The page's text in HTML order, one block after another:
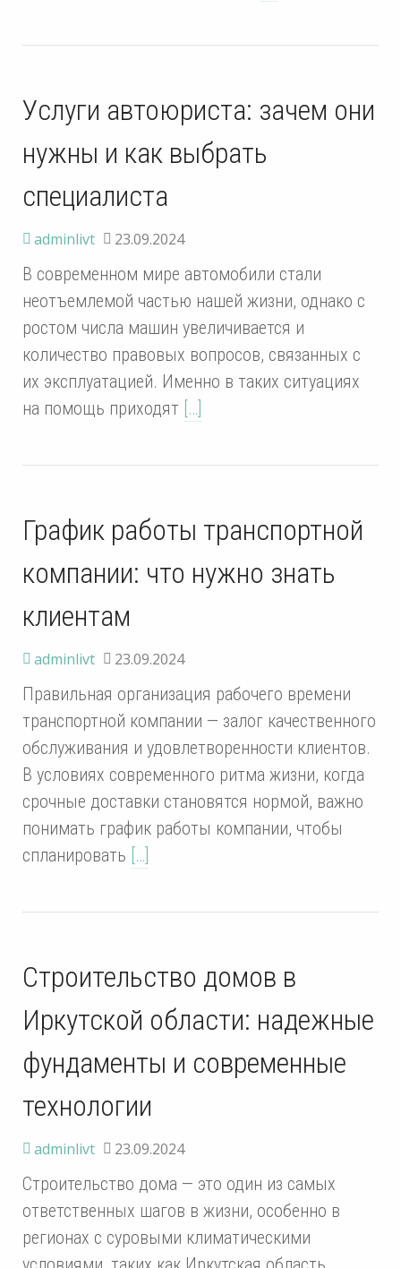
Услуги автоюриста: зачем они
нужны и как выбрать
специалиста
adminlivt 23.09.2024
В современном мире автомобили стали
неотъемлемой частью нашей жизни, однако с
ростом числа машин увеличивается и
количество правовых вопросов, связанных с
их эксплуатацией. Именно в таких ситуациях
на помощь приходят […]
График работы транспортной
компании: что нужно знать
клиентам
adminlivt 23.09.2024
Правильная организация рабочего времени
транспортной компании — залог качественного
обслуживания и удовлетворенности клиентов.
В условиях современного ритма жизни, когда
срочные доставки становятся нормой, важно
понимать график работы компании, чтобы
спланировать […]
Строительство домов в
Иркутской области: надежные
фундаменты и современные
технологии
adminlivt 23.09.2024
Строительство дома — это один из самых
ответственных шагов в жизни, особенно в
регионах с суровыми климатическими